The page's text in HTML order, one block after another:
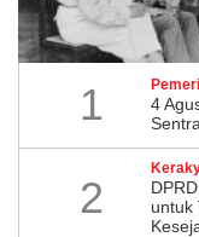
1
4
2
untuk